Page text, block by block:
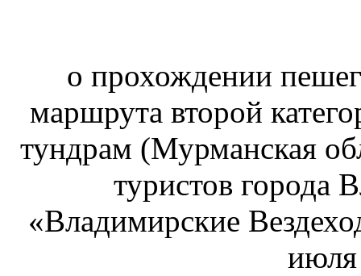
о прохождении
маршрута второй
тундрам (Мурманская
туристов города
«Владимирские
июля